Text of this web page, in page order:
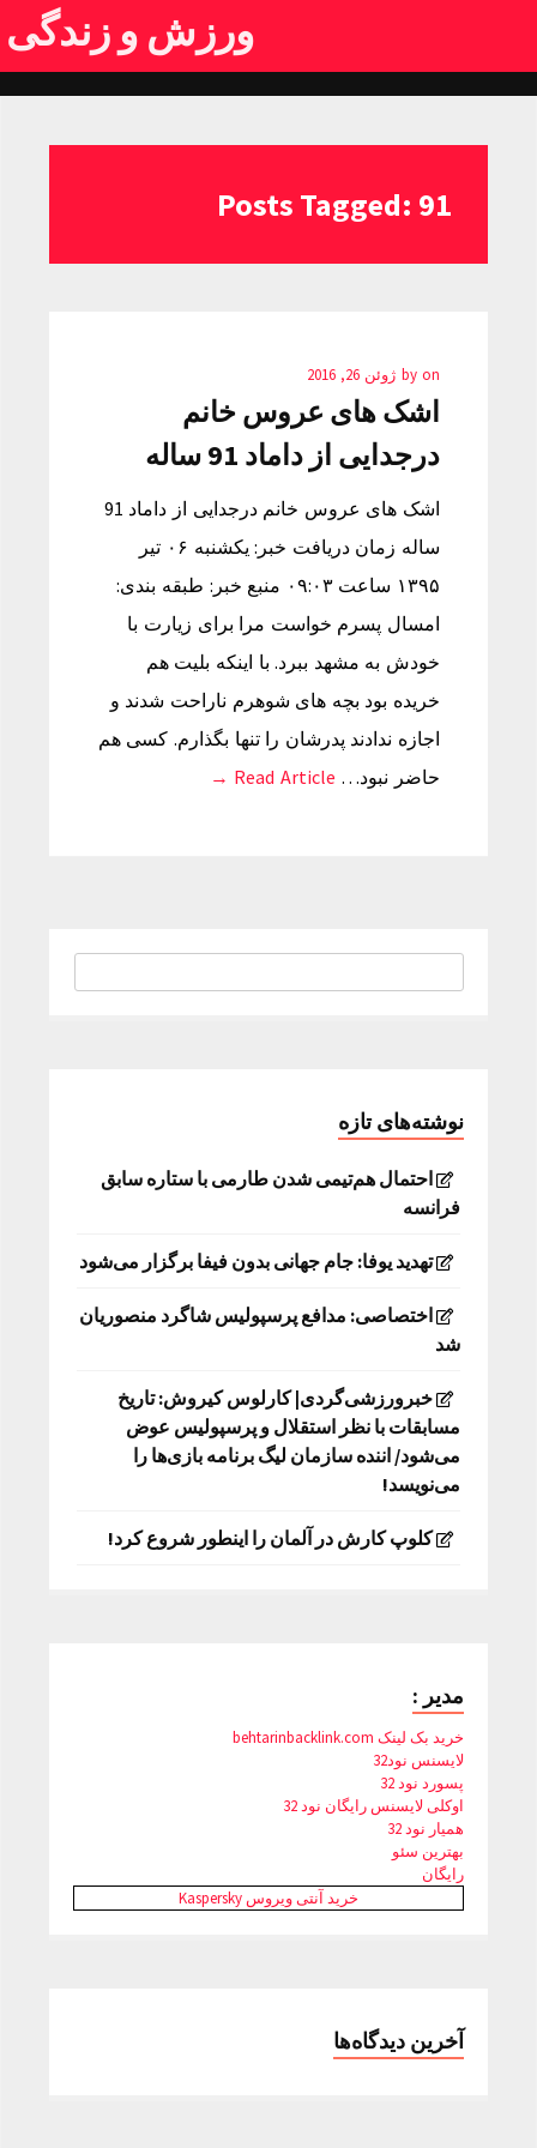
ورزش و زندگی
Posts Tagged: 91
by on ژوئن 26, 2016
اشک های عروس خانم
درجدایی از داماد 91 ساله
اشک های عروس خانم درجدایی از داماد 91
ساله زمان دریافت خبر: یکشنبه ۰۶ تیر
۱۳۹۵ ساعت ۰۹:۰۳ منبع خبر: طبقه بندی:
امسال پسرم خواست مرا برای زیارت با
خودش به مشهد ببرد. با اینکه بلیت هم
خریده بود بچه های شوهرم ناراحت شدند و
اجازه ندادند پدرشان را تنها بگذارم. کسی هم
حاضر نبود… Read Article →
نوشته‌های تازه
احتمال هم‌تیمی شدن طارمی با ستاره سابق
فرانسه
تهدید یوفا: جام جهانی بدون فیفا برگزار می‌شود
اختصاصی: مدافع پرسپولیس شاگرد منصوریان
شد
خبرورزشی‌گردی| کارلوس کیروش: تاریخ
مسابقات با نظر استقلال و پرسپولیس عوض
می‌شود/ اننده سازمان لیگ برنامه بازی‌ها را
می‌نویسد!
کلوپ کارش در آلمان را اینطور شروع کرد!
مدیر :
خرید بک لینک behtarinbacklink.com
لایسنس نود32
پسورد نود 32
اوکلی لایسنس رایگان نود 32
همیار نود 32
بهترین سئو
رایگان
خرید آنتی ویروس Kaspersky
آخرین دیدگاه‌ها